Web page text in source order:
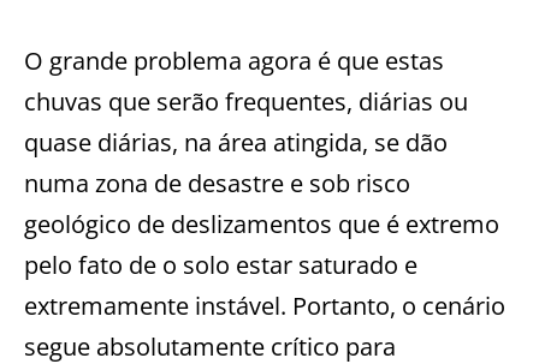
O grande problema agora é que estas
chuvas que serão frequentes, diárias ou
quase diárias, na área atingida, se dão
numa zona de desastre e sob risco
geológico de deslizamentos que é extremo
pelo fato de o solo estar saturado e
extremamente instável. Portanto, o cenário
segue absolutamente crítico para